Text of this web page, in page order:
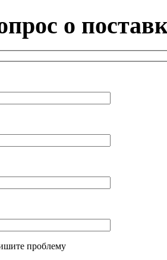
о
проблему